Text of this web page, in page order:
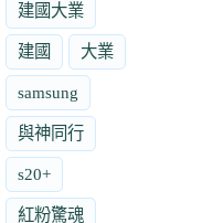
建國大業
建國 大業
samsung
與神同行
s20+
紅粉驚魂